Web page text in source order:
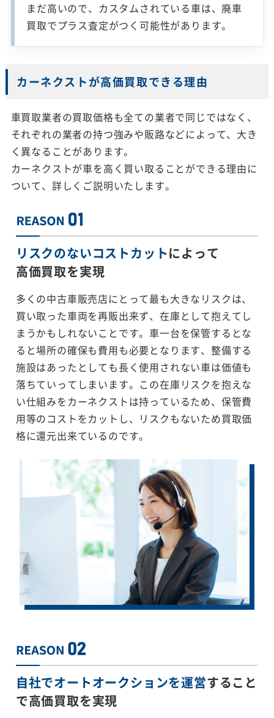
まだ高いので、カスタムされている車は、廃車
買取でプラス査定がつく可能性があります。
カーネクストが高価買取できる理由
車買取業者の買取価格も全ての業者で同じではなく、
それぞれの業者の持つ強みや販路などによって、大き
く異なることがあります。
カーネクストが車を高く買い取ることができる理由に
ついて、詳しくご説明いたします。
リスクのないコストカットによって
高価買取を実現
多くの中古車販売店にとって最も大きなリスクは、
買い取った車両を再販出来ず、在庫として抱えてし
まうかもしれないことです。車一台を保管するとな
ると場所の確保も費用も必要となります、整備する
施設はあったとしても長く使用されない車は価値も
落ちていってしまいます。この在庫リスクを抱えな
い仕組みをカーネクストは持っているため、保管費
用等のコストをカットし、リスクもないため買取価
格に還元出来ているのです。
自社でオートオークションを運営すること
で高価買取を実現